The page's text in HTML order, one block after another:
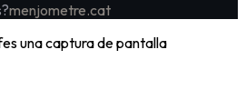
menjometre.cat
una captura de pantalla